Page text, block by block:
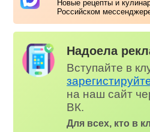
Новые рецепты и
Российском
Надоела
Вступайте в
на наш сайт
ВК.
Для всех, кто в